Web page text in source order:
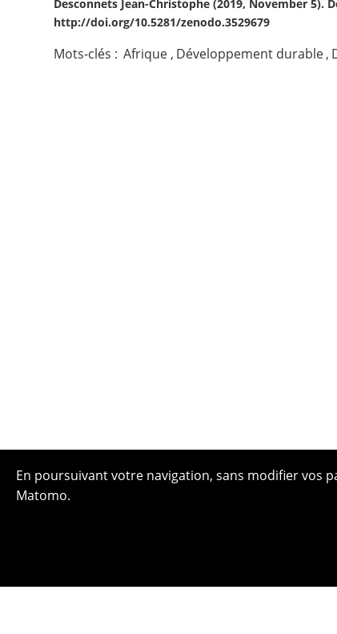
Desconnets Jean-Christophe (2019, November
http://doi.org/10.5281/zenodo.3529679
Mots-clés : Afrique , Développement durable,
En poursuivant votre navigation, sans modifier vos
Matomo.